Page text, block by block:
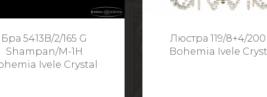
Бра 5413B/2/165 G
Shampan/M-1H
Ivele Crystal
Ширина: 35 см
Люстра 119/8+4/200
Bohemia Ivele
Диаметр: 58